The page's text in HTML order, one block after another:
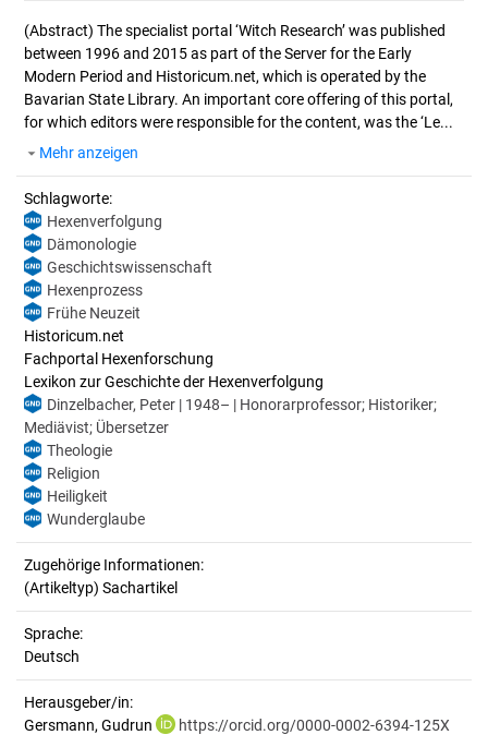
(Abstract) The specialist portal ‘Witch Research’ was published
between 1996 and 2015 as part of the Server for the Early
Modern Period and Historicum.net, which is operated by the
Bavarian State Library. An important core offering of this portal,
for which editors were responsible for the content, was the ‘Le...
Mehr anzeigen
Schlagworte:
Hexenverfolgung
Dämonologie
Geschichtswissenschaft
Hexenprozess
Frühe Neuzeit
Historicum.net
Fachportal Hexenforschung
Lexikon zur Geschichte der Hexenverfolgung
Dinzelbacher, Peter | 1948– | Honorarprofessor; Historiker;
Mediävist; Übersetzer
Theologie
Religion
Heiligkeit
Wunderglaube
Zugehörige Informationen:
(Artikeltyp) Sachartikel
Sprache:
Deutsch
Herausgeber/in:
Gersmann, Gudrun
https://orcid.org/0000-0002-6394-125X